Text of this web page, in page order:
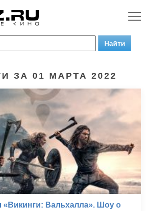
ЗА 01 МАРТА 2022
«Викинги: Вальхалла». Шоу о